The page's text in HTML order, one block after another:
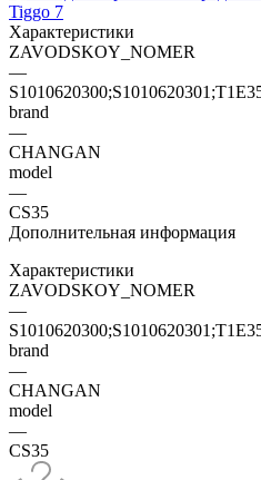
Характеристики
ZAVODSKOY_NOMER
—
brand
—
CHANGAN
model
—
CS35
Дополнительная информация
Характеристики
ZAVODSKOY_NOMER
—
brand
—
CHANGAN
model
—
CS35